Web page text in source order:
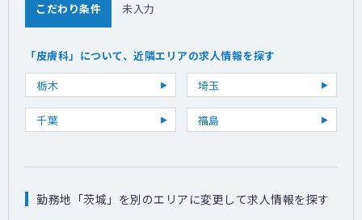
こだわり条件 未入力
「皮膚科」について、近隣エリアの求人情報を探す
栃木
埼玉
千葉 福島
勤務地「茨城」を別のエリアに変更して求人情報を探す